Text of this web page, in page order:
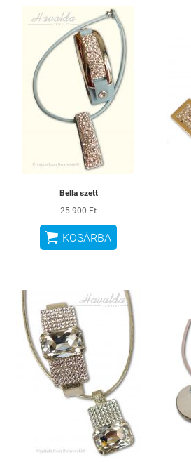
Bella szett
25 900 Ft
 KOSÁRBA